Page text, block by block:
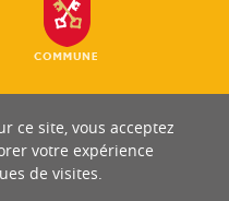
ce site, vous acceptez
votre expérience
de visites.